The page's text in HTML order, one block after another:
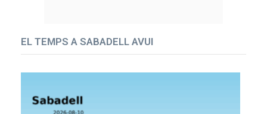
EL TEMPS A SABADELL AVUI